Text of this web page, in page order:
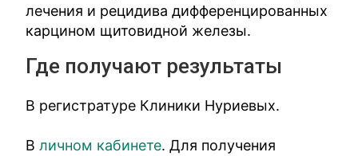
лечения и рецидива дифференцированных
карцином щитовидной железы.
Где получают результаты
В регистратуре Клиники Нуриевых.
Вличном кабинете. Для получения